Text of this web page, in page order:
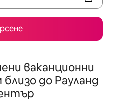
ваканционни
до Рауланд